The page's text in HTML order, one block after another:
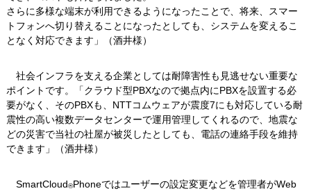
さらに多様な端末が利用できるようになったことで、将来、スマー
トフォンへ切り替えることになったとしても、システムを変えるこ
となく対応できます」（酒井様）
社会インフラを支える企業としては耐障害性も見逃せない重要な
ポイントです。「クラウド型PBXなので拠点内にPBXを設置する必
要がなく、そのPBXも、NTTコムウェアが震度7にも対応している耐
震性の高い複数データセンターで運用管理してくれるので、地震な
どの災害で当社の社屋が被災したとしても、電話の連絡手段を維持
できます」（酒井様）
SmartCloud®Phoneではユーザーの設定変更などを管理者がWeb